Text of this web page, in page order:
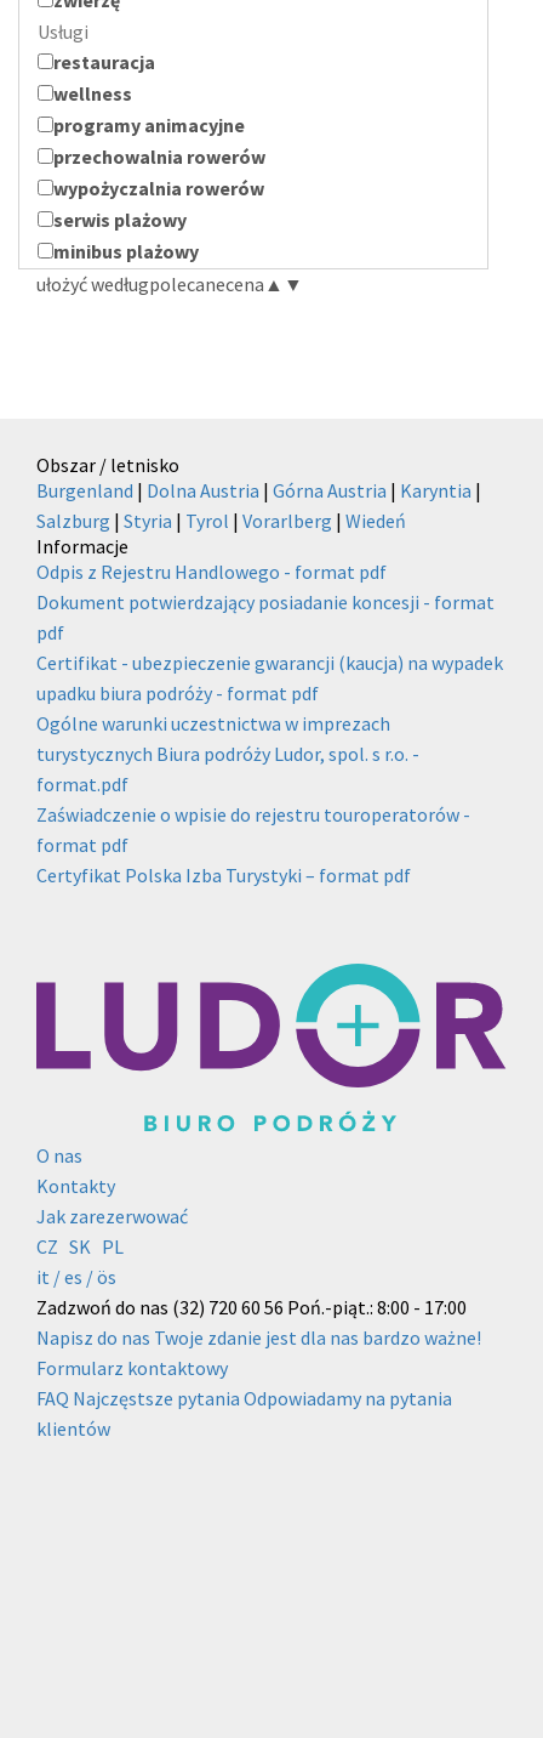
Usługi
restauracja
wellness
programy animacyjne
przechowalnia rowerów
wypożyczalnia rowerów
serwis plażowy
minibus plażowy
ułożyć wedługpolecanecena ▲ ▼
Obszar / letnisko
Burgenland | Dolna Austria | Górna Austria | Karyntia |
Salzburg | Styria | Tyrol | Vorarlberg | Wiedeń
Informacje
Odpis z Rejestru Handlowego - format pdf
Dokument potwierdzający posiadanie koncesji - format
pdf
Certifikat - ubezpieczenie gwarancji (kaucja) na wypadek
upadku biura podróży - format pdf
Ogólne warunki uczestnictwa w imprezach
turystycznych Biura podróży Ludor, spol. s r.o. -
format.pdf
Zaświadczenie o wpisie do rejestru touroperatorów -
format pdf
Certyfikat Polska Izba Turystyki – format pdf
O nas
Kontakty
Jak zarezerwować
CZ SK PL
it /es / ös
Zadzwoń do nas (32) 720 60 56 Poń.-piąt.: 8:00 - 17:00
Napisz do nas Twoje zdanie jest dla nas bardzo ważne!
Formularz kontaktowy
FAQ Najczęstsze pytania Odpowiadamy na pytania
klientów